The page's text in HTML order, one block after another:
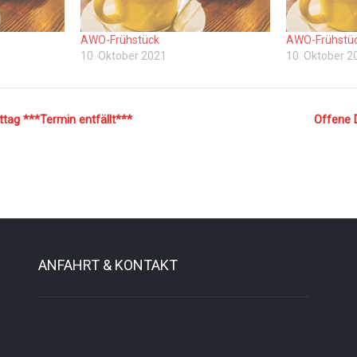
AWO-Frühstück
10. Oktober 2021
AWO-
10. Oktober
***Termin entfällt*** Offene
ANFAHRT & KONTAKT